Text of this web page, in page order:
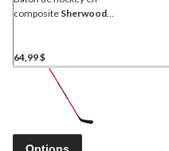
composite Sherwood
64,99 $
Options